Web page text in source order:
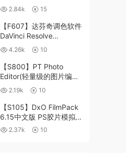
作 Imagenomic
Professional Plugin Suite
v2027 Win汉化中文版
2.84k 15
【F607】达芬奇调色软件
DaVinci Resolve
Studio18.6Win、Mac 中
文/英文
4.26k 10
【S800】PT Photo
Editor(轻量级的图片编辑
工具)5.10.3汉化版 WIN
2.19k 10
【S105】DxO FilmPack
6.15中文版 PS胶片模拟
滤镜支持WIN/MAC
2.37k 10